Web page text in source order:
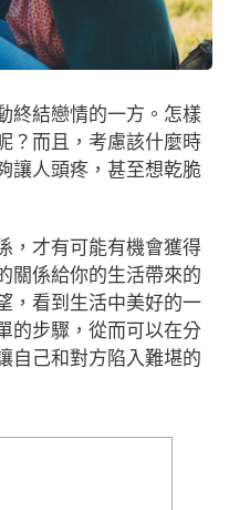
終結戀情的一方。怎樣
？而且，考慮該什麼時
讓人頭疼，甚至想乾脆
，才有可能有機會獲得
關係給你的生活帶來的
，看到生活中美好的一
的步驟，從而可以在分
自己和對方陷入難堪的